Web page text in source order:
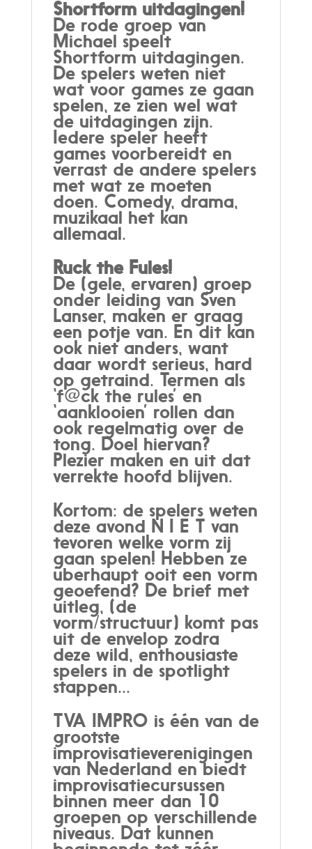
Shortform uitdagingen!
De rode groep van
Michael speelt
Shortform uitdagingen.
De spelers weten niet
wat voor games ze gaan
spelen, ze zien wel wat
de uitdagingen zijn.
Iedere speler heeft
games voorbereidt en
verrast de andere spelers
met wat ze moeten
doen. Comedy, drama,
muzikaal het kan
allemaal.
Ruck the Fules!
De (gele, ervaren) groep
onder leiding van Sven
Lanser, maken er graag
een potje van. En dit kan
ook niet anders, want
daar wordt serieus, hard
op getraind. Termen als
‘f@ck the rules’ en
‘aanklooien’ rollen dan
ook regelmatig over de
tong. Doel hiervan?
Plezier maken en uit dat
verrekte hoofd blijven.
Kortom: de spelers weten
deze avond N I E T van
tevoren welke vorm zij
gaan spelen! Hebben ze
überhaupt ooit een vorm
geoefend? De brief met
uitleg, (de
vorm/structuur) komt pas
uit de envelop zodra
deze wild, enthousiaste
spelers in de spotlight
stappen...
TVA IMPRO is één van de
grootste
improvisatieverenigingen
van Nederland en biedt
improvisatiecursussen
binnen meer dan 10
groepen op verschillende
niveaus. Dat kunnen